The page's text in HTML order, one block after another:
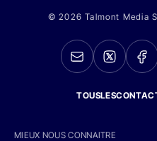
© 2026 Talmont Media
MIEUX NOUS CONNAITRE